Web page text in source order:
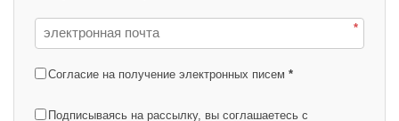
*
Согласие на получение электронных писем *
Подписываясь на рассылку, вы соглашаетесь с